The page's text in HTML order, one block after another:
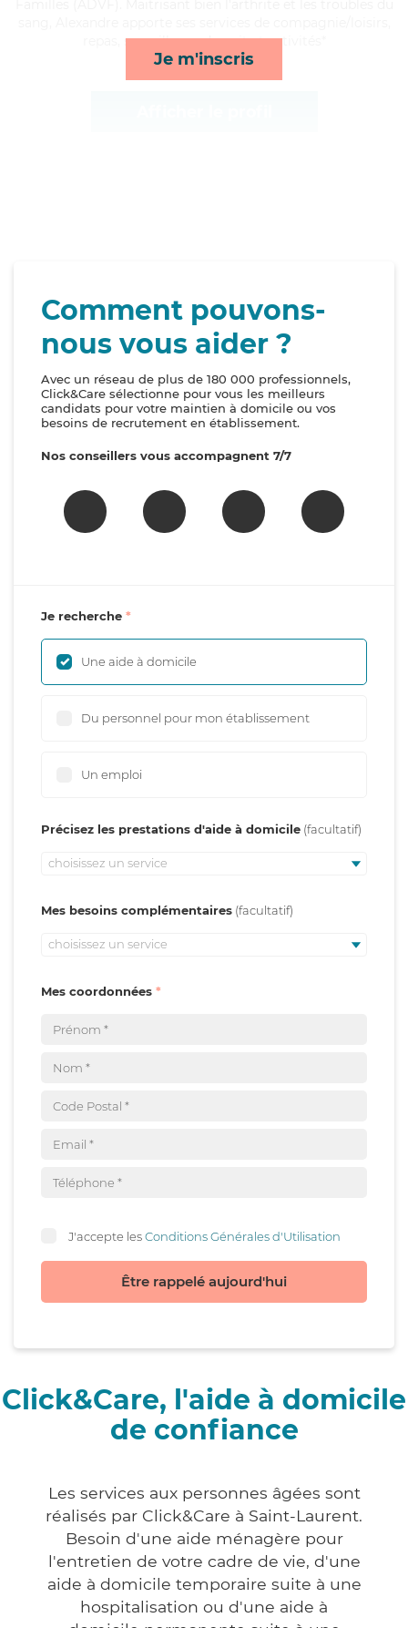
Je m'inscris
repas, surveillance de nuit et activités*
Comment pouvons-
nous vous aider ?
Avec un réseau de plus de 180 000 professionnels,
Click&Care sélectionne pour vous les meilleurs
candidats pour votre maintien à domicile ou vos
besoins de recrutement en établissement.
Nos conseillers vous accompagnent 7/7
Je recherche
Une aide à domicile
Du personnel pour mon établissement
Un emploi
Précisez les prestations d'aide à domicile
choisissez un service
Mes besoins complémentaires
choisissez un service
Mes coordonnées
J'accepte lesConditions Générales d'Utilisation
Être rappelé aujourd'hui
Click&Care, l'aide à domicile
de confiance
Les services aux personnes âgées sont
réalisés par Click&Care à Saint-Laurent.
Besoin d'une aide ménagère pour
l'entretien de votre cadre de vie, d'une
aide à domicile temporaire suite à une
hospitalisation ou d'une aide à